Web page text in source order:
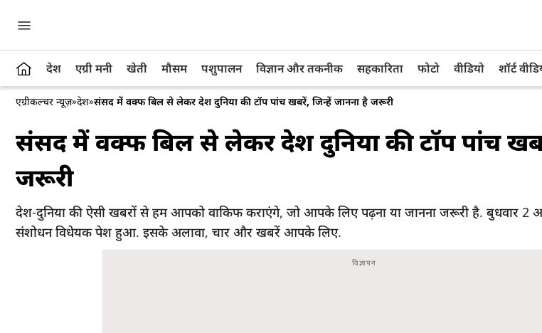
देश एग्री मनी खेती मौसम पशुपालन विज्ञान और तकनीक सहकारिता फोटो वीडियो शॉर्ट
एग्रीकल्चर न्यूज़»देश»संसद में वक्फ बिल से लेकर देश दुनिया की टॉप पांच खबरें, जिन्हें जानना है जरूरी
संसद में वक्फ बिल से लेकर देश दुनिया की टॉप पांच
जरूरी
देश-दुनिया की ऐसी खबरों से हम आपको वाकिफ कराएंगे, जो आपके लिए पढ़ना या जानना जरूरी है. बुधवार 2
संशोधन विधेयक पेश हुआ. इसके अलावा, चार और खबरें आपके लिए.